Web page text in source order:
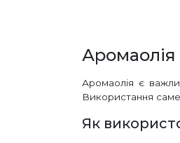
Аромаолія
Аромаолія є
Використання
Як